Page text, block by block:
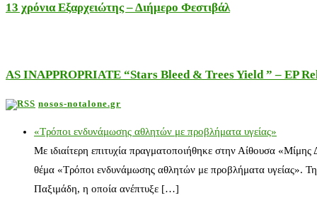
13 χρόνια Εξαρχειώτης – Διήμερο Φεστιβάλ
AS INAPPROPRIATE “Stars Bleed & Trees Yield ” – EP
nosos-notalone.gr
«Τρόποι ενδυνάμωσης αθλητών με προβλήματα υγείας»
Με ιδιαίτερη επιτυχία πραγματοποιήθηκε στην Αίθουσα
θέμα «Τρόποι ενδυνάμωσης αθλητών με προβλήματα υγείας».
Παξιμάδη, η οποία ανέπτυξε […]